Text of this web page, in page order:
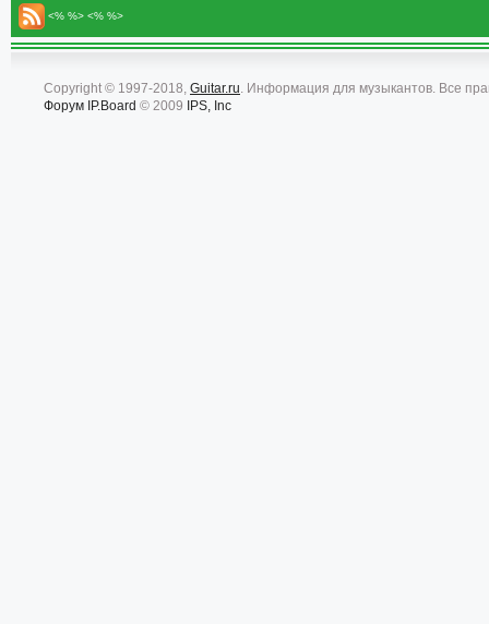
<% %> <% %>
Copyright © 1997-2018, Guitar.ru. Информация для музыкантов. Все
Форум IP.Board © 2009 IPS, Inc